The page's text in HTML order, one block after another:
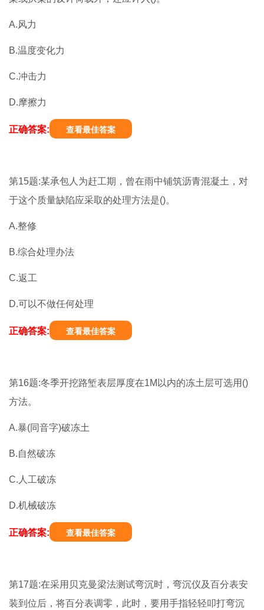
A.风力
B.温度变化力
C.冲击力
D.摩擦力
正确答案: 查看最佳答案
第15题:某承包人为赶工期，曾在雨中铺筑沥青混凝土，对
于这个质量缺陷应采取的处理方法是()。
A.整修
B.综合处理办法
C.返工
D.可以不做任何处理
正确答案: 查看最佳答案
第16题:冬季开挖路堑表层厚度在1M以内的冻土层可选用()
方法。
A.暴(同音字)破冻土
B.自然破冻
C.人工破冻
D.机械破冻
正确答案: 查看最佳答案
第17题:在采用贝克曼梁法测试弯沉时，弯沉仪及百分表安
装到位后，将百分表调零，此时，要用手指轻轻叩打弯沉